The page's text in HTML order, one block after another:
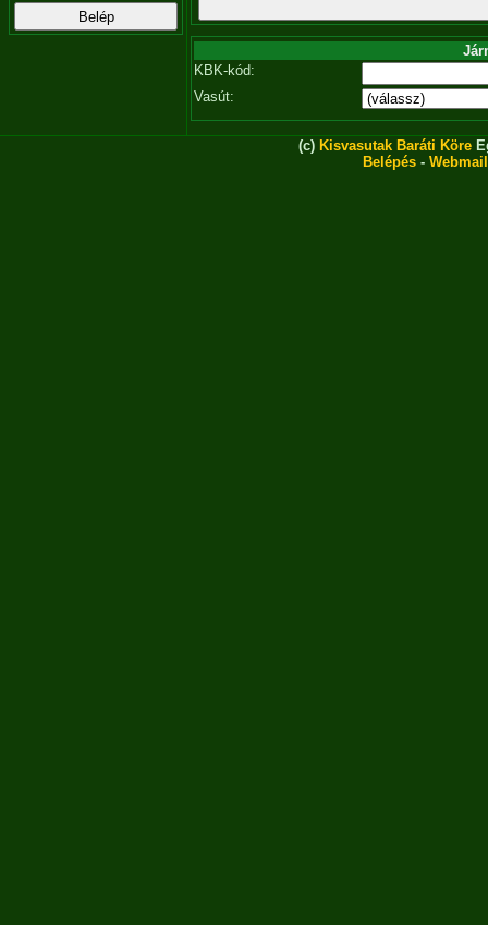
KBK-kód:
Vasút:
(c) Kisvasutak Baráti Köre
Belépés - Webmail